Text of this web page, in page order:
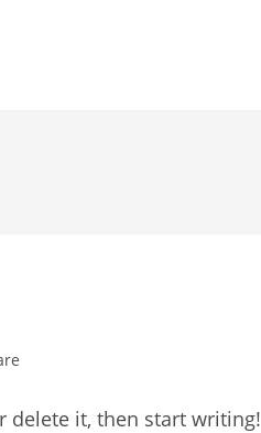
delete it, then start writing!